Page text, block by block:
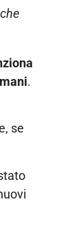
.
se